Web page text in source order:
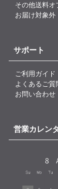
その他送料オ
お届け対象外
サポート
ご利用ガイド
よくあるご質
お問い合わせ
営業カレン